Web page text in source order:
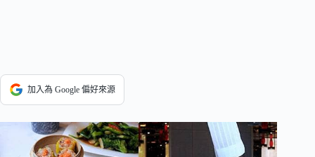
加入為 Google 偏好來源